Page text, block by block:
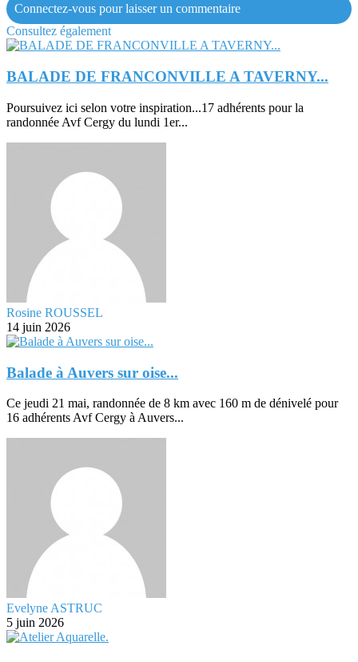
Connectez-vous pour laisser un commentaire
Consultez également
BALADE DE FRANCONVILLE A TAVERNY...
Poursuivez ici selon votre inspiration...17 adhérents pour la
randonnée Avf Cergy du lundi 1er...
Rosine ROUSSEL
14 juin 2026
Balade à Auvers sur oise...
Ce jeudi 21 mai, randonnée de 8 km avec 160 m de dénivelé pour
16 adhérents Avf Cergy à Auvers...
Evelyne ASTRUC
5 juin 2026